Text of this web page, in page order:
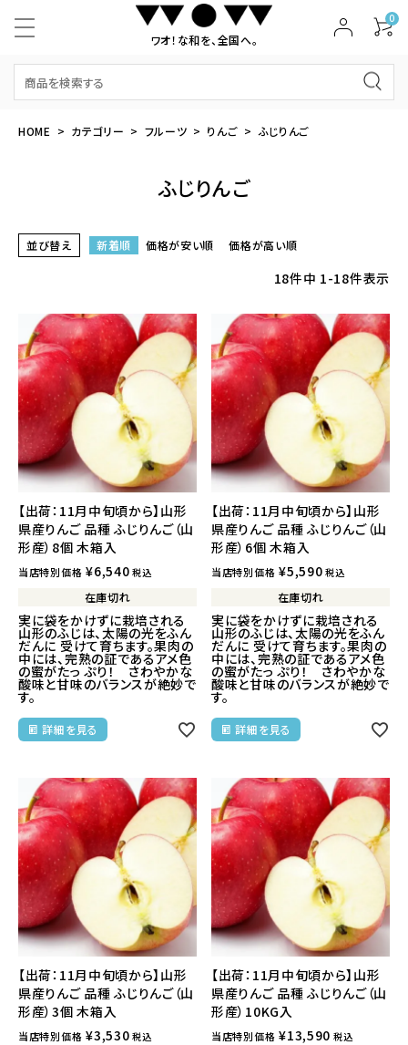
ワオ！な和を、全国へ。
0
HOME カテゴリー フルーツ りんご ふじりんご
ふじりんご
並び替え 新着順 価格が安い順 価格が高い順
18件中 1-18件表示
【出荷：11月中旬頃から】山形
県産りんご 品種 ふじりんご（山
形産）8個 木箱入
当店特別価格 ¥6,540 税込
在庫切れ
実に袋をかけずに栽培される
山形のふじは、太陽の光をふん
だんに 受けて育ちます。果肉の
中には、完熟の証であるアメ色
の蜜がたっ ぷり！ さわやかな
酸味と甘味のバランスが絶妙で
す。
詳細を見る
【出荷：11月中旬頃から】山形
県産りんご 品種 ふじりんご（山
形産）6個 木箱入
当店特別価格 ¥5,590 税込
在庫切れ
実に袋をかけずに栽培される
山形のふじは、太陽の光をふん
だんに 受けて育ちます。果肉の
中には、完熟の証であるアメ色
の蜜がたっ ぷり！ さわやかな
酸味と甘味のバランスが絶妙で
す。
詳細を見る
【出荷：11月中旬頃から】山形
県産りんご 品種 ふじりんご（山
形産）3個 木箱入
当店特別価格 ¥3,530 税込
【出荷：11月中旬頃から】山形
県産りんご 品種 ふじりんご（山
形産）10KG入
当店特別価格 ¥13,590 税込